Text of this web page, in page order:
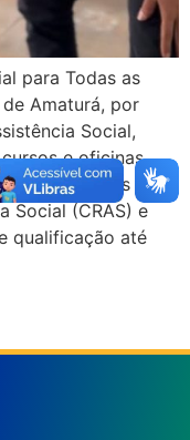
para Todas as
Amaturá, por
Social,
e oficinas
são realizadas no
Social (CRAS) e
qualificação até